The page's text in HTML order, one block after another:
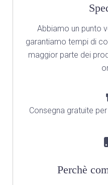
Abbiamo un punto
garantiamo tempi di
maggior parte dei
Consegna gratuite
Perchè